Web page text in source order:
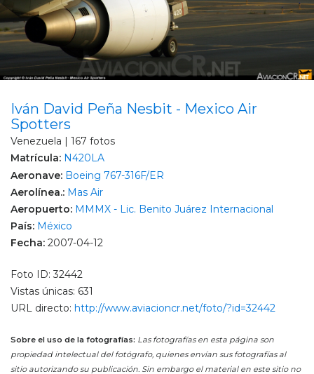
Iván David Peña Nesbit - Mexico Air
Spotters
Venezuela | 167 fotos
Matrícula: N420LA
Aeronave: Boeing 767-316F/ER
Aerolínea.: Mas Air
Aeropuerto: MMMX - Lic. Benito Juárez Internacional
País: México
Fecha: 2007-04-12
Foto ID: 32442
Vistas únicas: 631
URL directo: http://www.aviacioncr.net/foto/?id=32442
Sobre el uso de la fotografías: Las fotografías en esta página son
propiedad intelectual del fotógrafo, quienes envían sus fotografías al
sitio autorizando su publicación. Sin embargo el material en este sitio no